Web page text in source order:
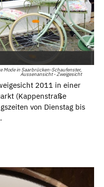
Mode in Saarbrücken-Schaufenster,
Aussenansicht - Zweigesicht
2011 in einer
(Kappenstraße
von Dienstag bis